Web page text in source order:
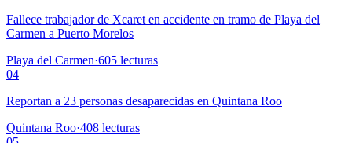
Fallece trabajador de Xcaret en accidente en tramo de Playa del
Carmen a Puerto Morelos
Playa del Carmen·605 lecturas
04
Reportan a 23 personas desaparecidas en Quintana Roo
Quintana Roo·408 lecturas